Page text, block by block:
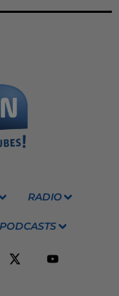
RADIO
PODCASTS